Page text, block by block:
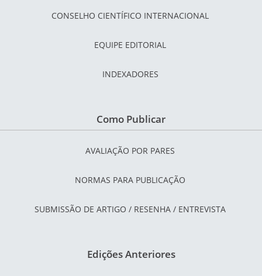
CONSELHO CIENTÍFICO INTERNACIONAL
EQUIPE EDITORIAL
INDEXADORES
Como Publicar
AVALIAÇÃO POR PARES
NORMAS PARA PUBLICAÇÃO
SUBMISSÃO DE ARTIGO / RESENHA / ENTREVISTA
Edições Anteriores